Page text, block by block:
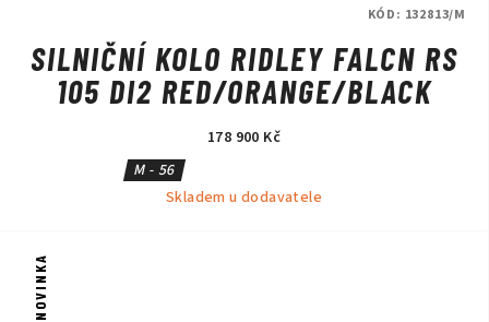
SILNIČNÍ KOLO RIDLEY FALCN RS
105 DI2 RED/ORANGE/BLACK
178 900 Kč
M - 56
Skladem u dodavatele
KÓD: 132813/M
NOVINKA